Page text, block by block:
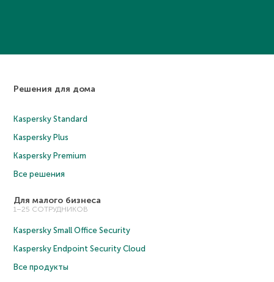
Решения для дома
Kaspersky Standard
Kaspersky Plus
Kaspersky Premium
Все решения
Для малого бизнеса
1–25 СОТРУДНИКОВ
Kaspersky Small Office Security
Kaspersky Endpoint Security Cloud
Все продукты